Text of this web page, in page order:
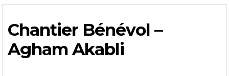
Chantier Bénévol –
Agham Akabli